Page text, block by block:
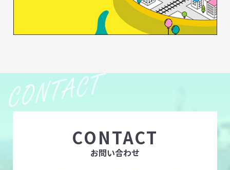
CONTACT
お問い合わせ